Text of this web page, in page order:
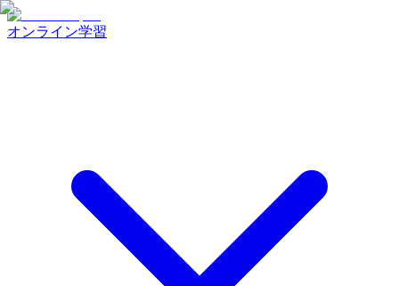
オンライン学習